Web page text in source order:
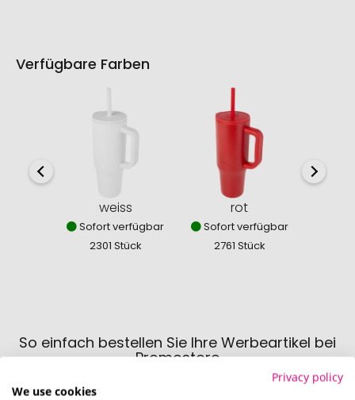
Verfügbare Farben
weiss
Sofort verfügbar
2301 Stück
rot
Sofort verfügbar
2761 Stück
So einfach bestellen Sie Ihre Werbeartikel bei
Promostore
Privacy policy
We use cookies